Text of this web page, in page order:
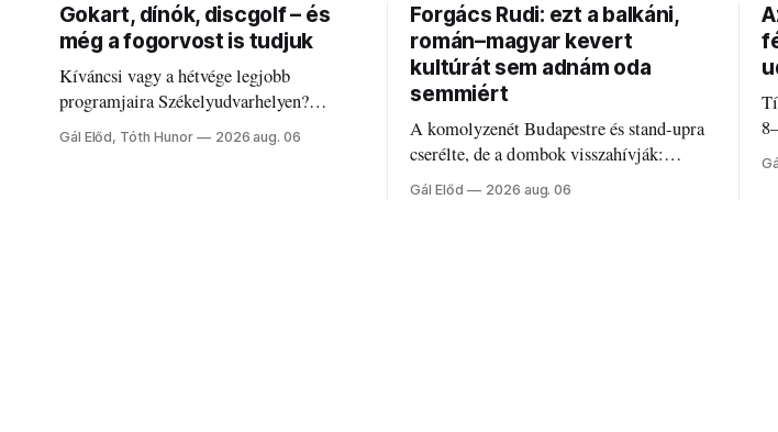
Gokart, dínók, discgolf – és
még a fogorvost is tudjuk
Kíváncsi vagy a hétvége legjobb
programjaira Székelyudvarhelyen?
Nálunk megtalálod őket – sőt, ha baj van a
fogaddal, a fogorvosi ügyeletet is!
Gál Előd, Tóth Hunor 2026 aug. 06
Forgács Rudi: ezt a balkáni,
román–magyar kevert
kultúrát sem adnám oda
semmiért
A komolyzenét Budapestre és stand-upra
cserélte, de a dombok visszahívják:
Forgács Rudi humorról, származásról és
Gál Előd 2026 aug. 06